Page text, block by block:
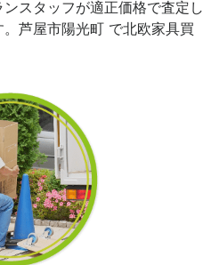
スタッフが適正価格で査定し
芦屋市陽光町 で北欧家具買